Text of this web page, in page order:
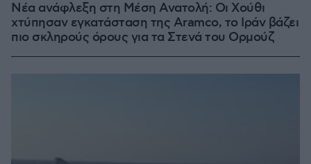
Νέα ανάφλεξη στη Μέση Ανατολή: Οι Χούθι
χτύπησαν εγκατάσταση της Aramco, το Ιράν βάζει
πιο σκληρούς όρους για τα Στενά του Ορμούζ